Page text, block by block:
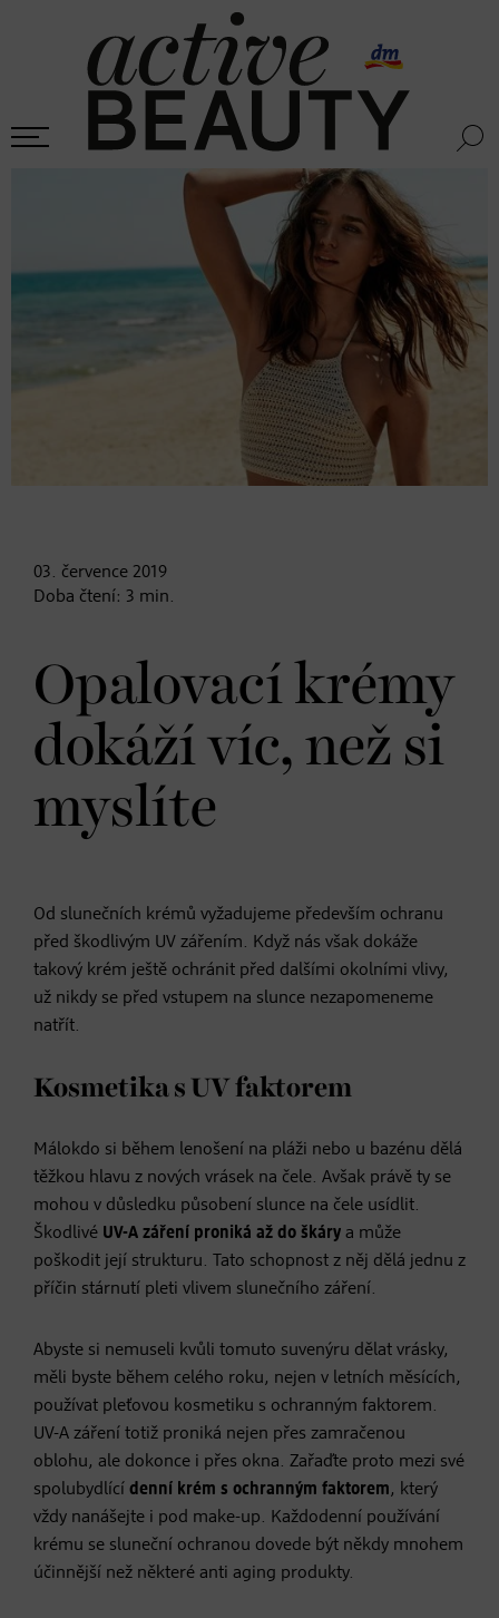
03. července 2019
Doba čtení: 3 min.
Opalovací krémy
dokáží víc, než si
myslíte
Od slunečních krémů vyžadujeme především ochranu
před škodlivým UV zářením. Když nás však dokáže
takový krém ještě ochránit před dalšími okolními vlivy,
už nikdy se před vstupem na slunce nezapomeneme
natřít.
Kosmetika s UV faktorem
Málokdo si během lenošení na pláži nebo u bazénu dělá
těžkou hlavu z nových vrásek na čele. Avšak právě ty se
mohou v důsledku působení slunce na čele usídlit.
Škodlivé UV-A záření proniká až do škáry a může
poškodit její strukturu. Tato schopnost z něj dělá jednu z
příčin stárnutí pleti vlivem slunečního záření.
Abyste si nemuseli kvůli tomuto suvenýru dělat vrásky,
měli byste během celého roku, nejen v letních měsících,
používat pleťovou kosmetiku s ochranným faktorem.
UV-A záření totiž proniká nejen přes zamračenou
oblohu, ale dokonce i přes okna. Zařaďte proto mezi své
spolubydlící denní krém s ochranným faktorem, který
vždy nanášejte i pod make-up. Každodenní používání
krému se sluneční ochranou dovede být někdy mnohem
účinnější než některé anti aging produkty.